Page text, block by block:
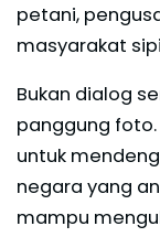
petani,
masyarakat
Bukan dialog
panggung
untuk
negara yang
mampu